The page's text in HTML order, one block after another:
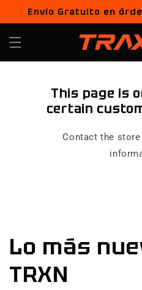
directamente
al contenido
Envío Gratuito en
This page is
certain
Contact the
Lo más
TRXN